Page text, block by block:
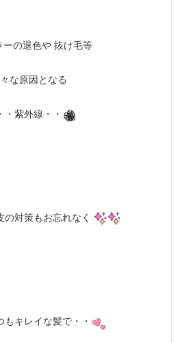
ーの退色や 抜け毛等
な原因となる
・・紫外線・・
の対策もお忘れなく
もキレイな髪で・・